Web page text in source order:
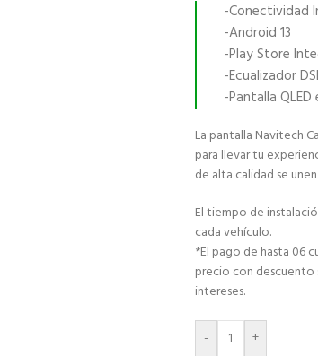
-Conectividad
-Android 13
-Play Store
-Ecualizador
-Pantalla QLED
La pantalla Navitech
para llevar tu
de alta calidad se
El tiempo de
cada vehículo.
*El pago de hasta 06
precio con descuento
intereses.
- +